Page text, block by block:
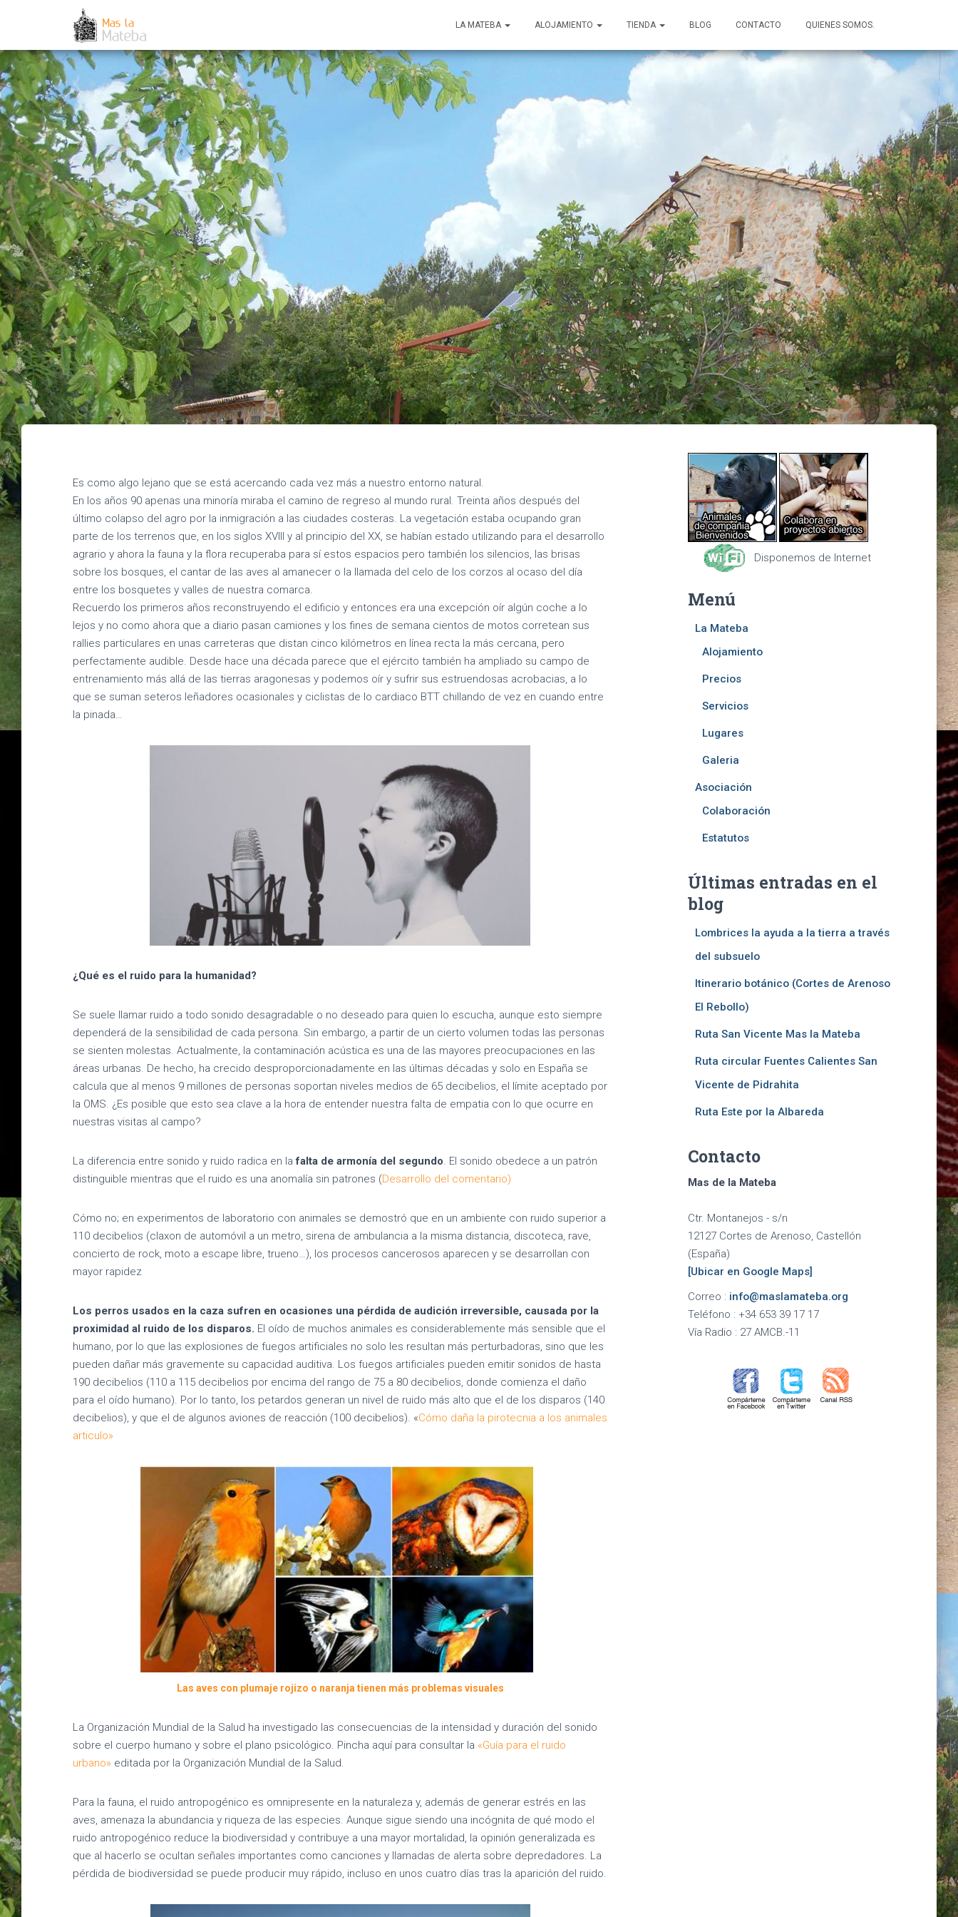
LA MATEBA ALOJAMIENTO TIENDA BLOG CONTACTO QUIENES SOMOS.
¿Qué hacemos con el impacto
acústico? ¿Lo dejamos para el
próximo cambio climático?
Publicado porSalvador Gallurel11/01/2022
Es como algo lejano que se está acercando cada vez más a nuestro entorno natural.
En los años 90 apenas una minoría miraba el camino de regreso al mundo rural. Treinta años después del
último colapso del agro por la inmigración a las ciudades costeras. La vegetación estaba ocupando gran
parte de los terrenos que, en los siglos XVIII y al principio del XX, se habían estado utilizando para el desarrollo
agrario y ahora la fauna y la flora recuperaba para sí estos espacios pero también los silencios, las brisas
sobre los bosques, el cantar de las aves al amanecer o la llamada del celo de los corzos al ocaso del día
entre los bosquetes y valles de nuestra comarca.
Recuerdo los primeros años reconstruyendo el edificio y entonces era una excepción oír algún coche a lo
lejos y no como ahora que a diario pasan camiones y los fines de semana cientos de motos corretean sus
rallies particulares en unas carreteras que distan cinco kilómetros en línea recta la más cercana, pero
perfectamente audible. Desde hace una década parece que el ejército también ha ampliado su campo de
entrenamiento más allá de las tierras aragonesas y podemos oír y sufrir sus estruendosas acrobacias, a lo
que se suman seteros leñadores ocasionales y ciclistas de lo cardiaco BTT chillando de vez en cuando entre
la pinada…
¿Qué es el ruido para la humanidad?
Se suele llamar ruido a todo sonido desagradable o no deseado para quien lo escucha, aunque esto siempre
dependerá de la sensibilidad de cada persona. Sin embargo, a partir de un cierto volumen todas las personas
se sienten molestas. Actualmente, la contaminación acústica es una de las mayores preocupaciones en las
áreas urbanas. De hecho, ha crecido desproporcionadamente en las últimas décadas y solo en España se
calcula que al menos 9 millones de personas soportan niveles medios de 65 decibelios, el límite aceptado por
la OMS. ¿Es posible que esto sea clave a la hora de entender nuestra falta de empatia con lo que ocurre en
nuestras visitas al campo?
La diferencia entre sonido y ruido radica en lafalta de armonía del segundo . El sonido obedece a un patrón
distinguible mientras que el ruido es una anomalía sin patrones (Desarrollo del comentario)
Cómo no; en experimentos de laboratorio con animales se demostró que en un ambiente con ruido superior a
110 decibelios (claxon de automóvil a un metro, sirena de ambulancia a la misma distancia, discoteca, rave,
concierto de rock, moto a escape libre, trueno…), los procesos cancerosos aparecen y se desarrollan con
mayor rapidez
Los perros usados en la caza sufren en ocasiones una pérdida de audición irreversible, causada por la
proximidad al ruido de los disparos. El oído de muchos animales es considerablemente más sensible que el
humano, por lo que las explosiones de fuegos artificiales no solo les resultan más perturbadoras, sino que les
pueden dañar más gravemente su capacidad auditiva. Los fuegos artificiales pueden emitir sonidos de hasta
190 decibelios (110 a 115 decibelios por encima del rango de 75 a 80 decibelios, donde comienza el daño
para el oído humano). Por lo tanto, los petardos generan un nivel de ruido más alto que el de los disparos (140
decibelios), y que el de algunos aviones de reacción (100 decibelios). «Cómo daña la pirotecnia a los animales
articulo»
Las aves con plumaje rojizo o naranja tienen más problemas visuales
La Organización Mundial de la Salud ha investigado las consecuencias de la intensidad y duración del sonido
sobre el cuerpo humano y sobre el plano psicológico. Pincha aquí para consultar la «Guía para el ruido
urbano» editada por la Organización Mundial de la Salud.
Para la fauna, el ruido antropogénico es omnipresente en la naturaleza y, además de generar estrés en las
aves, amenaza la abundancia y riqueza de las especies. Aunque sigue siendo una incógnita de qué modo el
ruido antropogénico reduce la biodiversidad y contribuye a una mayor mortalidad, la opinión generalizada es
que al hacerlo se ocultan señales importantes como canciones y llamadas de alerta sobre depredadores. La
pérdida de biodiversidad se puede producir muy rápido, incluso en unos cuatro días tras la aparición del ruido.
Disponemos de Internet
Menú
La Mateba
Alojamiento
Precios
Servicios
Lugares
Galeria
Asociación
Colaboración
Estatutos
Últimas entradas en el
blog
Lombrices la ayuda a la tierra a través
del subsuelo
Itinerario botánico (Cortes de Arenoso
El Rebollo)
Ruta San Vicente Mas la Mateba
Ruta circular Fuentes Calientes San
Vicente de Pidrahita
Ruta Este por la Albareda
Contacto
Mas de la Mateba
Ctr. Montanejos - s/n
12127 Cortes de Arenoso, Castellón
(España)
[Ubicar en Google Maps]
Correo : info@maslamateba.org
Teléfono : +34 653 39 17 17
Vía Radio : 27 AMCB.-11